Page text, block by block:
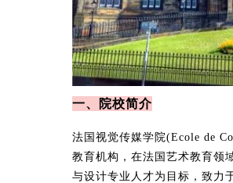
一、院校简介
法国视觉传媒学院(Ecole de
教育机构，在法国艺术教育领
与设计专业人才为目标，致力